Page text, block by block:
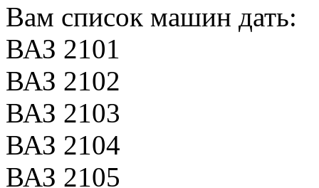
Вам список машин дать:
ВАЗ 2101
ВАЗ 2102
ВАЗ 2103
ВАЗ 2104
ВАЗ 2105